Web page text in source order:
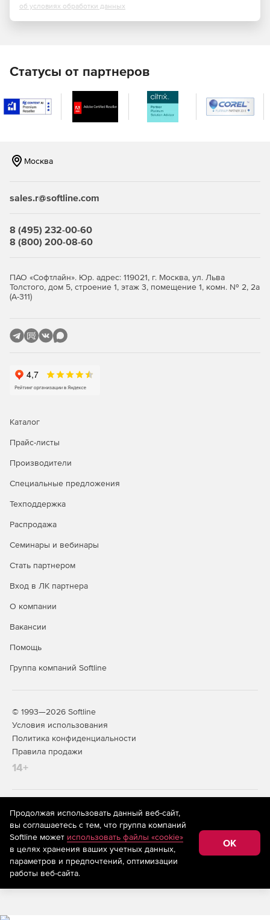
Аксиально-поршневой насос A4VG
об условиях обработки данных
Статусы от партнеров
Москва
sales.r@softline.com
8 (495) 232-00-60
8 (800) 200-08-60
ПАО «Софтлайн». Юр. адрес: 119021, г. Москва, ул. Льва
Толстого, дом 5, строение 1, этаж 3, помещение 1, комн. № 2, 2а
(А-311)
Каталог
Прайс-листы
Производители
Специальные предложения
Техподдержка
Распродажа
Семинары и вебинары
Стать партнером
Вход в ЛК партнера
О компании
Вакансии
Помощь
Группа компаний Softline
© 1993—2026 Softline
Условия использования
Политика конфиденциальности
Правила продажи
14+
На информационном ресурсе store.softline.ru применяются
рекомендательные технологии
(информационные технологии
предоставления информации на основе сбора,
систематизации и анализа сведений, относящихся к
предпочтениям пользователей сети «Интернет»,
находящихся на территории Российской Федерации)
Продолжая использовать данный веб-сайт,
вы соглашаетесь с тем, что группа компаний
Softline может использовать файлы «cookie»
в целях хранения ваших учетных данных,
параметров и предпочтений, оптимизации
работы веб-сайта.
OK